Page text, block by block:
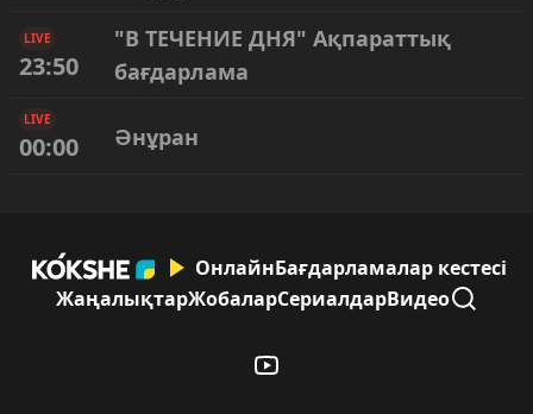
LIVE
23:50
"В ТЕЧЕНИЕ ДНЯ" Ақпараттық
бағдарлама
LIVE
00:00 Әнұран
ОнлайнБағдарламалар кестесі
ЖаңалықтарЖобаларСериалдарВидео